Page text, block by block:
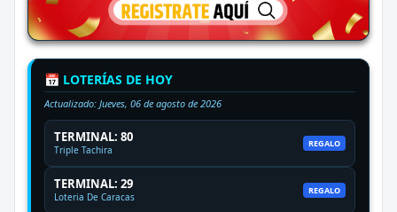
📅 LOTERÍAS DE HOY
Actualizado: Jueves, 06 de agosto de 2026
TERMINAL: 80
Triple Tachira
REGALO
TERMINAL: 29
Loteria De Caracas
REGALO